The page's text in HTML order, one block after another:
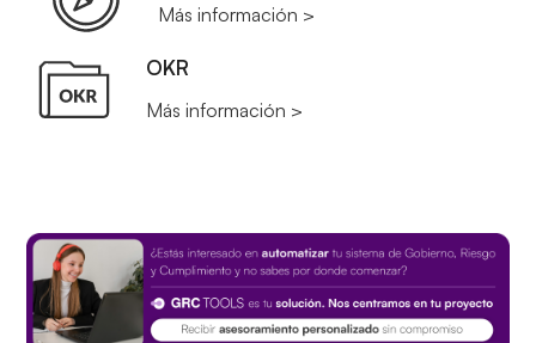
Más información >
OKR
Más información >